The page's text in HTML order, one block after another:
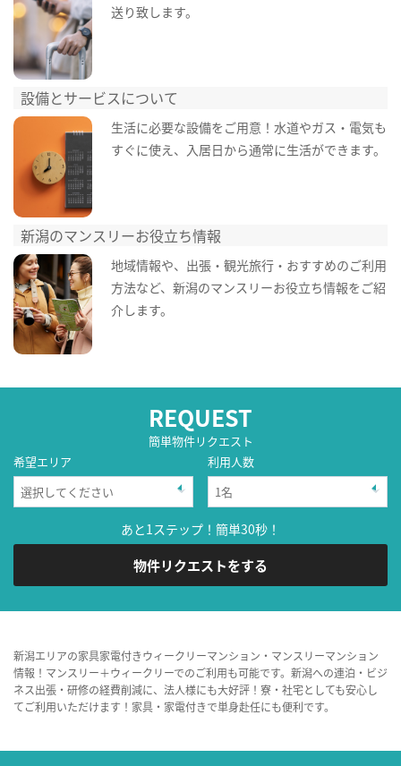
送り致します。
設備とサービスについて
生活に必要な設備をご用意！水道やガス・電気も
すぐに使え、入居日から通常に生活ができます。
新潟のマンスリーお役立ち情報
地域情報や、出張・観光旅行・おすすめのご利用
方法など、新潟のマンスリーお役立ち情報をご紹
介します。
REQUEST
簡単物件リクエスト
希望エリア
利用人数
あと1ステップ！簡単30秒！
物件リクエストをする
新潟エリアの家具家電付きウィークリーマンション・マンスリーマンション
情報！マンスリー＋ウィークリーでのご利用も可能です。新潟への連泊・ビジ
ネス出張・研修の経費削減に、法人様にも大好評！寮・社宅としても安心し
てご利用いただけます！家具・家電付きで単身赴任にも便利です。